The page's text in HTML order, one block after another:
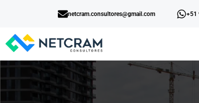
+51
netcram.consultores@gmail.com